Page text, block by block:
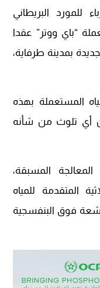
للمورد البريطاني
“باي ووتر” عقدا
بمدينة طرفاية،
المستعملة بهذه
من أي تلوث من شأنه
المسبقة،
المتقدمة للمياه
فوق البنفسجية